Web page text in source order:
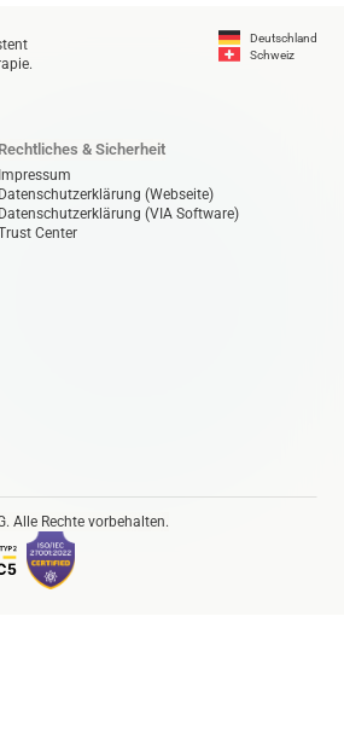
Deutschland
Schweiz
Rechtliches & Sicherheit
Impressum
Datenschutzerklärung (Webseite)
Datenschutzerklärung (VIA Software)
Center
Alle Rechte vorbehalten.